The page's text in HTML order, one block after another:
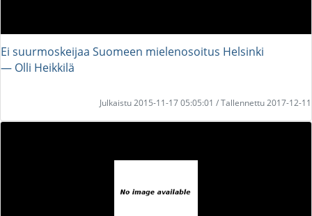
Ei suurmoskeijaa Suomeen mielenosoitus Helsinki
― Olli Heikkilä
Julkaistu 2015-11-17 05:05:01 / Tallennettu 2017-12-11